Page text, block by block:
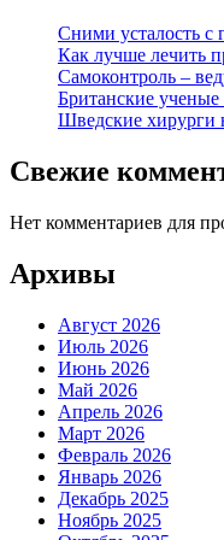
Сними усталость с
Как лучше лечить
Самоконтроль –
Британские ученые
Шведские хирурги
Свежие
Нет комментариев для
Архивы
Август 2026
Июль 2026
Июнь 2026
Май 2026
Апрель 2026
Март 2026
Февраль 2026
Январь 2026
Декабрь 2025
Ноябрь 2025